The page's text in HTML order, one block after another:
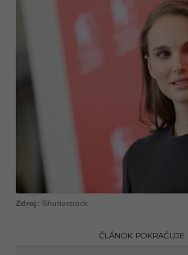
Shutterstock
ČLÁNOK